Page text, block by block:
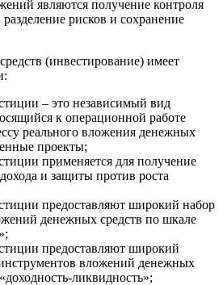
являются получение контроля
рисков и сохранение
(инвестирование) имеет
– это независимый вид
к операционной работе
реального вложения денежных
проекты;
применяется для получение
и защиты против роста
предоставляют широкий набор
денежных средств по шкале
предоставляют широкий
вложений денежных
ликвидность»;